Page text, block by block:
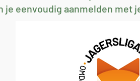
je eenvoudig aanmelden met